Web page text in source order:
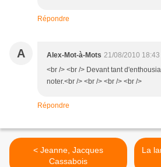
Répondre
A Alex-Mot-à-Mots 21/08/2010 18:43
<br /> <br /> Devant tant
noter.<br /> <br /> <br /> <br />
Répondre
< Jeanne, Jacques
Cassabois
La